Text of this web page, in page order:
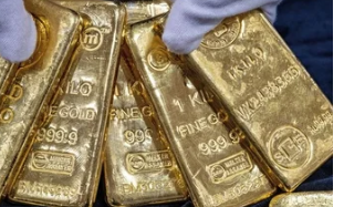
xu hướng gia tăng
người trẻ không hút